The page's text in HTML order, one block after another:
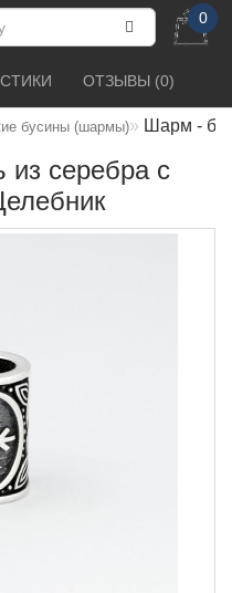
0
бусины (шармы) Шарм -
серебра с
ОТЗЫВЫ (0)